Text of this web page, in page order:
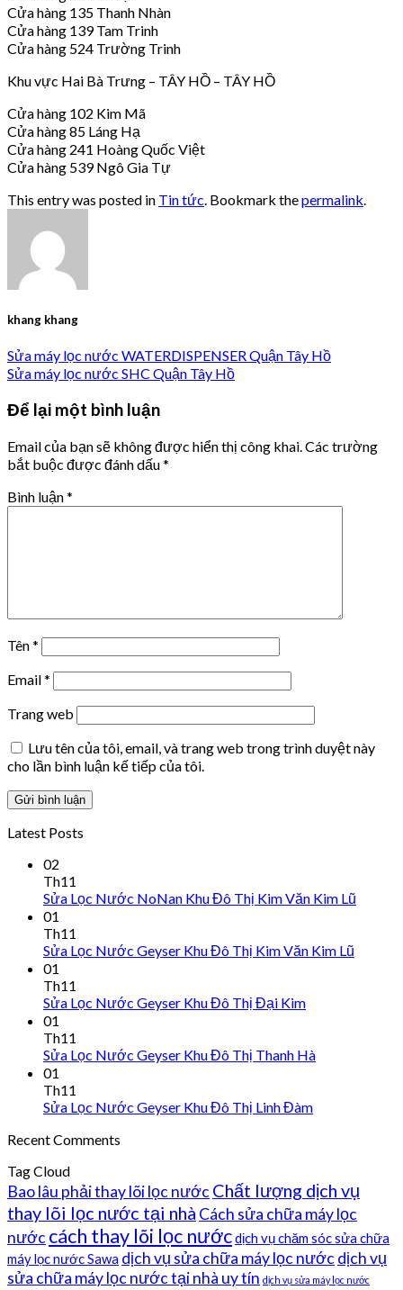
Cửa hàng 135 Thanh Nhàn
Cửa hàng 139 Tam Trinh
Cửa hàng 524 Trường Trinh
Khu vực Hai Bà Trưng – TÂY HỒ – TÂY HỒ
Cửa hàng 102 Kim Mã
Cửa hàng 85 Láng Hạ
Cửa hàng 241 Hoàng Quốc Việt
Cửa hàng 539 Ngô Gia Tự
This entry was posted in Tin tức . Bookmark thepermalink
khang khang
Sửa máy lọc nước WATERDISPENSER Quận Tây Hồ
Sửa máy lọc nước SHC Quận Tây Hồ
Để lại một bình luận
Email của bạn sẽ không được hiển thị công khai. Các trường
bắt buộc được đánh dấu*
Bình luận*
Tên*
Email*
Trang web
Lưu tên của tôi, email, và trang web trong trình duyệt này
cho lần bình luận kế tiếp của tôi.
Latest Posts
02
Th11
Sửa Lọc Nước NoNan Khu Đô Thị Kim Văn Kim Lũ
01
Th11
Sửa Lọc Nước Geyser Khu Đô Thị Kim Văn Kim Lũ
01
Th11
Sửa Lọc Nước Geyser Khu Đô Thị Đại Kim
01
Th11
Sửa Lọc Nước Geyser Khu Đô Thị Thanh Hà
01
Th11
Sửa Lọc Nước Geyser Khu Đô Thị Linh Đàm
Recent Comments
Tag Cloud
Bao lâu phải thay lõi lọc nước Chất lượng dịch vụ
thay lõi lọc nước tại nhà Cách sửa chữa máy lọc
nước cách thay lõi lọc nướcdịch vụ chăm sóc sửa chữa
máy lọc nước Sawa dịch vụ sửa chữa máy lọc nước dịch vụ
sửa chữa máy lọc nước tại nhà uy tín dịch vụ sửa máy lọc nước